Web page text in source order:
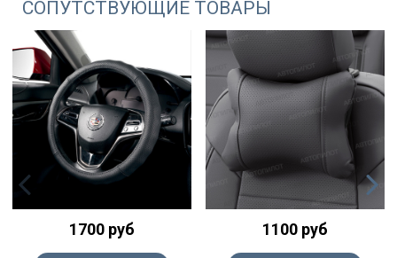
СОПУТСТВУЮЩИЕ ТОВАРЫ
1700 руб 1100 руб